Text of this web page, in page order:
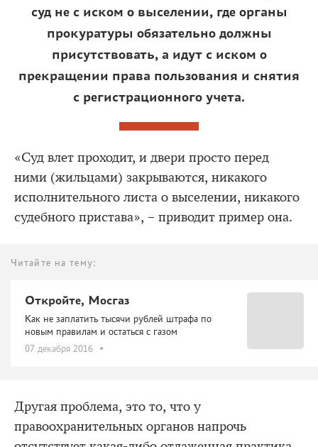
суд не с иском о выселении, где органы
прокуратуры обязательно должны
присутствовать, а идут с иском о
прекращении права пользования и снятия
с регистрационного учета.
«Суд влет проходит, и двери просто перед
ними (жильцами) закрываются, никакого
исполнительного листа о выселении, никакого
судебного пристава», – приводит пример она.
Читайте на тему:
Откройте, Мосгаз
Как не заплатить тысячи рублей штрафа по
новым правилам и остаться с газом
07 декабря 2016
Другая проблема, это то, что у
правоохранительных органов напрочь